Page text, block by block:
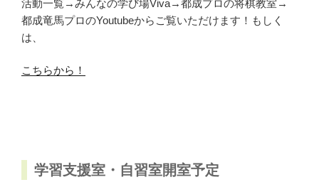
活動一覧→みんなの学び場Viva→都成プロの将棋教室→
都成竜馬プロのYoutubeからご覧いただけます！もしく
は、
こちらから！
学習支援室・自習室開室予定